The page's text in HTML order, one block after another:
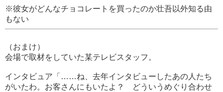
※彼女がどんなチョコレートを買ったのか壮吾以外知る由
もない
（おまけ）
会場で取材をしていた某テレビスタッフ。
インタビュア「……ね、去年インタビューしたあの人たち
がいたわ。お客さんにもいたよ？ どういうめぐり合わせ